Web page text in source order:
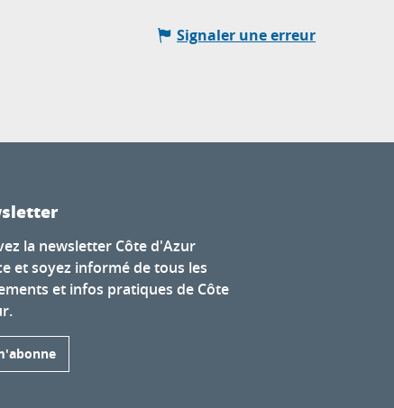
Signaler une erreur
la newsletter Côte d'Azur
et soyez informé de tous les
et infos pratiques de Côte